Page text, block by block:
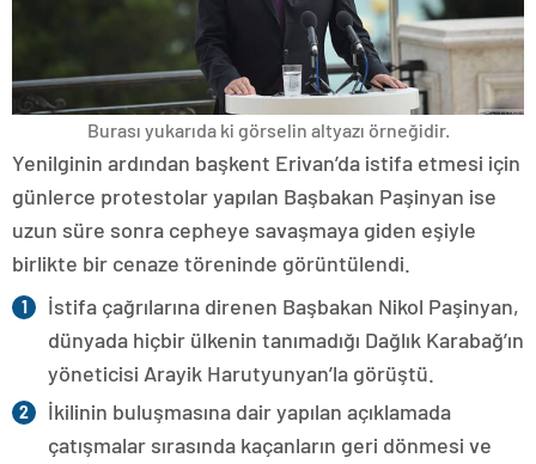
Burası yukarıda ki görselin altyazı örneğidir.
Yenilginin ardından başkent Erivan’da istifa etmesi için
günlerce protestolar yapılan Başbakan Paşinyan ise
uzun süre sonra cepheye savaşmaya giden eşiyle
birlikte bir cenaze töreninde görüntülendi.
İstifa çağrılarına direnen Başbakan Nikol Paşinyan,
dünyada hiçbir ülkenin tanımadığı Dağlık Karabağ’ın
yöneticisi Arayik Harutyunyan’la görüştü.
İkilinin buluşmasına dair yapılan açıklamada
çatışmalar sırasında kaçanların geri dönmesi ve